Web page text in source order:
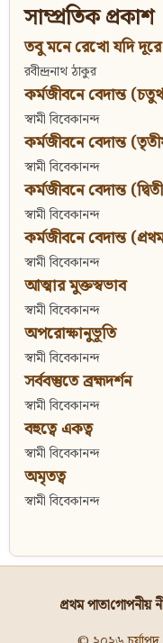
সাম্প্রতিক প্রকাশ
তবু মনে রেখো যদি
রবীন্দ্রনাথ ঠাকুর
কর্মজীবনে বেদান্ত
স্বামী বিবেকানন্দ
কর্মজীবনে বেদান্ত
স্বামী বিবেকানন্দ
কর্মজীবনে বেদান্ত
স্বামী বিবেকানন্দ
কর্মজীবনে বেদান্ত
স্বামী বিবেকানন্দ
আত্মার মুক্তস্বভাব
স্বামী বিবেকানন্দ
অপরোক্ষানুভূতি
স্বামী বিবেকানন্দ
সর্ববস্তুতে ব্রহ্মদর্শন
স্বামী বিবেকানন্দ
বহুত্বে একত্ব
স্বামী বিবেকানন্দ
অমৃতত্ব
স্বামী বিবেকানন্দ
প্রথম পাতাগোপনীয়